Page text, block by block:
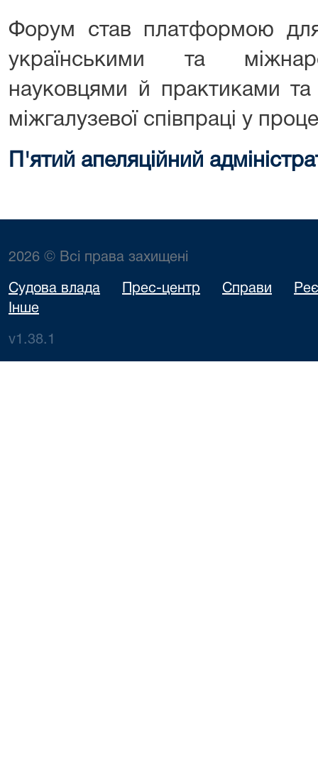
Форум став платформою
українськими та
науковцями й практиками та
міжгалузевої співпраці у
П'ятий апеляційний
2026 © Всі права захищені
Судова влада Прес-центр Справи
Інше
v1.38.1